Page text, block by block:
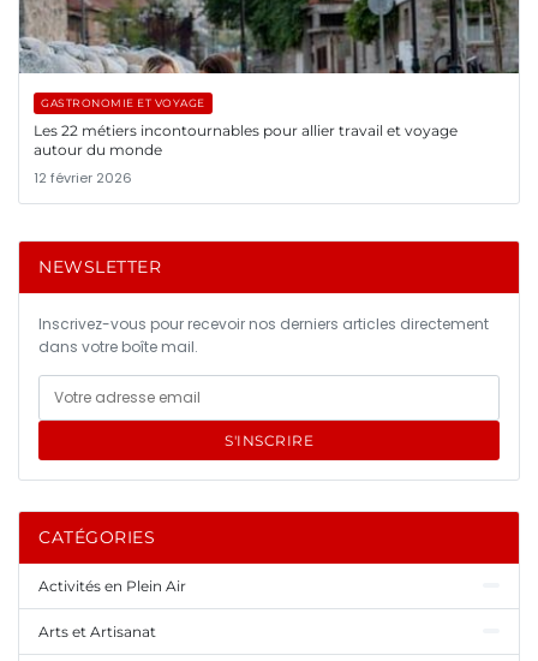
GASTRONOMIE ET VOYAGE
Les 22 métiers incontournables pour allier travail et voyage
autour du monde
12 février 2026
NEWSLETTER
Inscrivez-vous pour recevoir nos derniers articles directement
dans votre boîte mail.
S'INSCRIRE
CATÉGORIES
Activités en Plein Air
Arts et Artisanat